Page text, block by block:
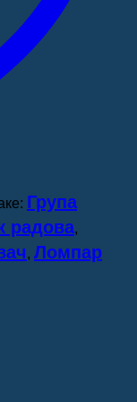
Група
радова,
, Ломпар